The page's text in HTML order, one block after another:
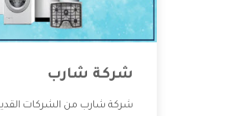
شركة شارب
شركة شارب من الشركات